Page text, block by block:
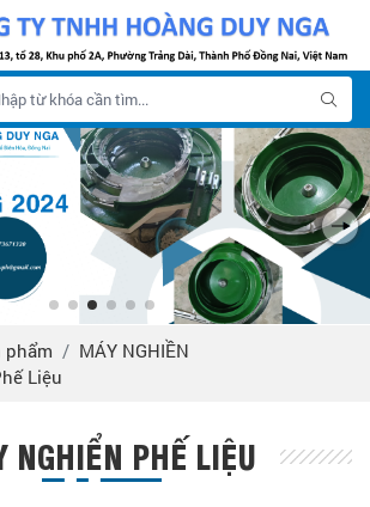
phẩm
MÁY NGHIỀN
Liệu
NGHIỂN PHẾ LIỆU